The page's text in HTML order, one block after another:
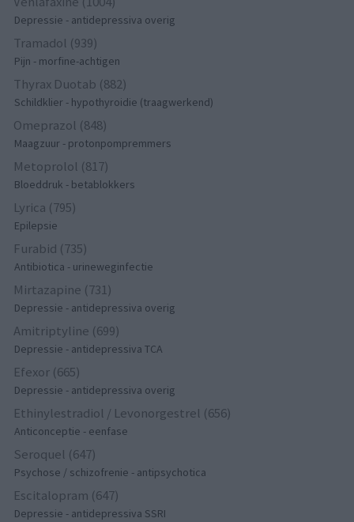
Depressie - antidepressiva overig
Tramadol (939)
Pijn - morfine-achtigen
Thyrax Duotab (882)
Schildklier - hypothyroidie (traagwerkend)
Omeprazol (848)
Maagzuur - protonpompremmers
Metoprolol (817)
Bloeddruk - betablokkers
Lyrica (795)
Epilepsie
Furabid (735)
Antibiotica - urineweginfectie
Mirtazapine (731)
Depressie - antidepressiva overig
Amitriptyline (699)
Depressie - antidepressiva TCA
Efexor (665)
Depressie - antidepressiva overig
Ethinylestradiol / Levonorgestrel (656)
Anticonceptie - eenfase
Seroquel (647)
Psychose / schizofrenie - antipsychotica
Escitalopram (647)
Depressie - antidepressiva SSRI